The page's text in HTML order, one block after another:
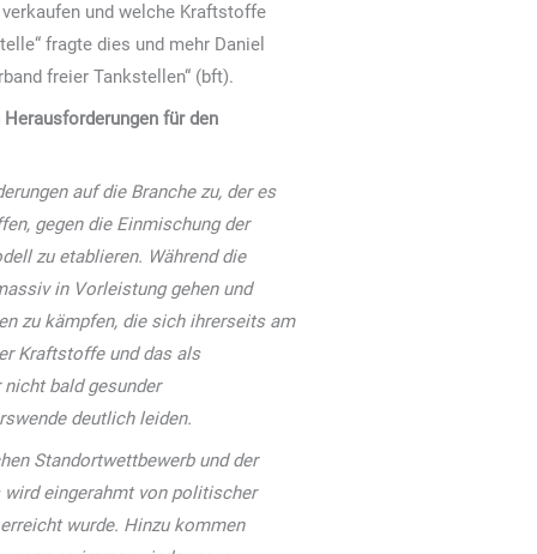
und welche Kraftstoffe
fragte dies und mehr Daniel
freier Tankstellen“ (bft).
für den
auf die Branche zu, der es
gegen die Einmischung der
zu etablieren. Während die
in Vorleistung gehen und
zu kämpfen, die sich ihrerseits am
Kraftstoffe und das als
bald gesunder
deutlich leiden.
Standortwettbewerb und der
eingerahmt von politischer
wurde. Hinzu kommen